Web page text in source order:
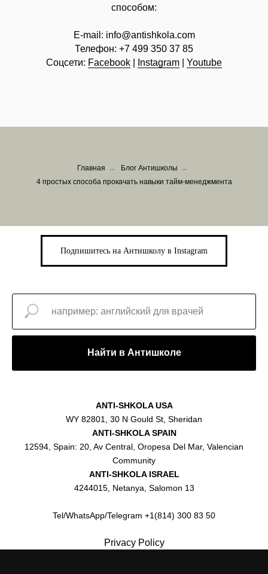
способом:
E-mail: info@antishkola.com
Телефон: +7 499 350 37 85
Соцсети: Facebook Instagram Youtube
Главная → Блог Антишколы →
4 простых способа прокачать навыки тайм-менеджмента
Подпишитесь на Антишколу в Instagram
Найти в Антишколе
ANTI-SHKOLA USA
WY 82801, 30 N Gould St, Sheridan
ANTI-SHKOLA SPAIN
12594, Spain: 20, Av Central, Oropesa Del Mar, Valencian
Community
ANTI-SHKOLA ISRAEL
4244015, Netanya, Salomon 13
Tel/WhatsApp/Telegram +1(814) 300 83 50
Privacy Policy